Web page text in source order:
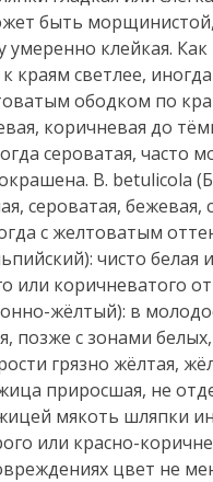
быть
умеренно клейкая.
краям светлее,
ободком по
коричневая до
сероватая, часто
B. betulicola
сероватая, бежевая,
с желтоватым
чисто белая
или коричневатого
жёлтый): в
позже с зонами
грязно жёлтая,
приросшая, не
мякоть шляпки
или красно-
цвет не